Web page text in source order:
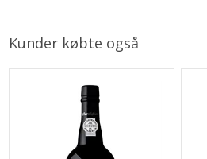
Kunder købte også